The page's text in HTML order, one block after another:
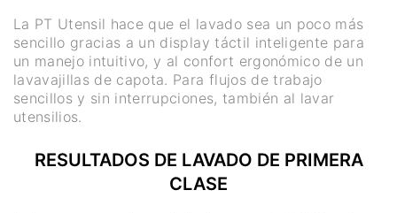
La PT Utensil hace que el lavado sea un poco más
sencillo gracias a un display táctil inteligente para
un manejo intuitivo, y al confort ergonómico de un
lavavajillas de capota. Para flujos de trabajo
sencillos y sin interrupciones, también al lavar
utensilios.
RESULTADOS DE LAVADO DE PRIMERA
CLASE